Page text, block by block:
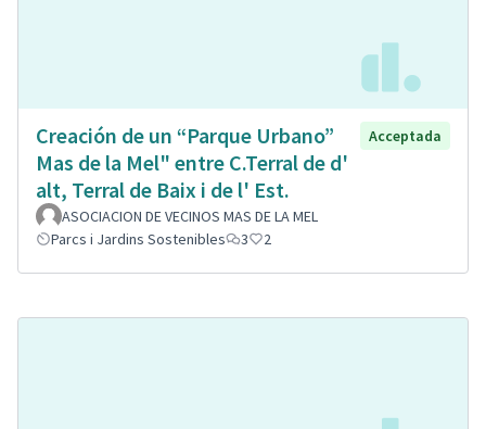
Creación de un “Parque Urbano”
Mas de la Mel" entre C.Terral de d'
alt, Terral de Baix i de l' Est.
Acceptada
ASOCIACION DE VECINOS MAS DE LA MEL
Parcs i Jardins Sostenibles
3 2